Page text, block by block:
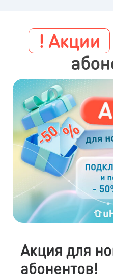
! Акции
Акция для
абонентов!